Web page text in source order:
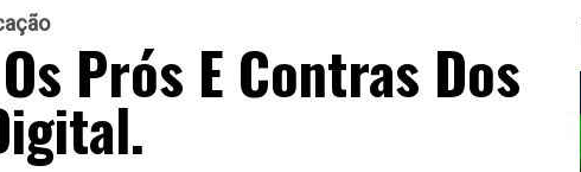
Prós E Contras Dos